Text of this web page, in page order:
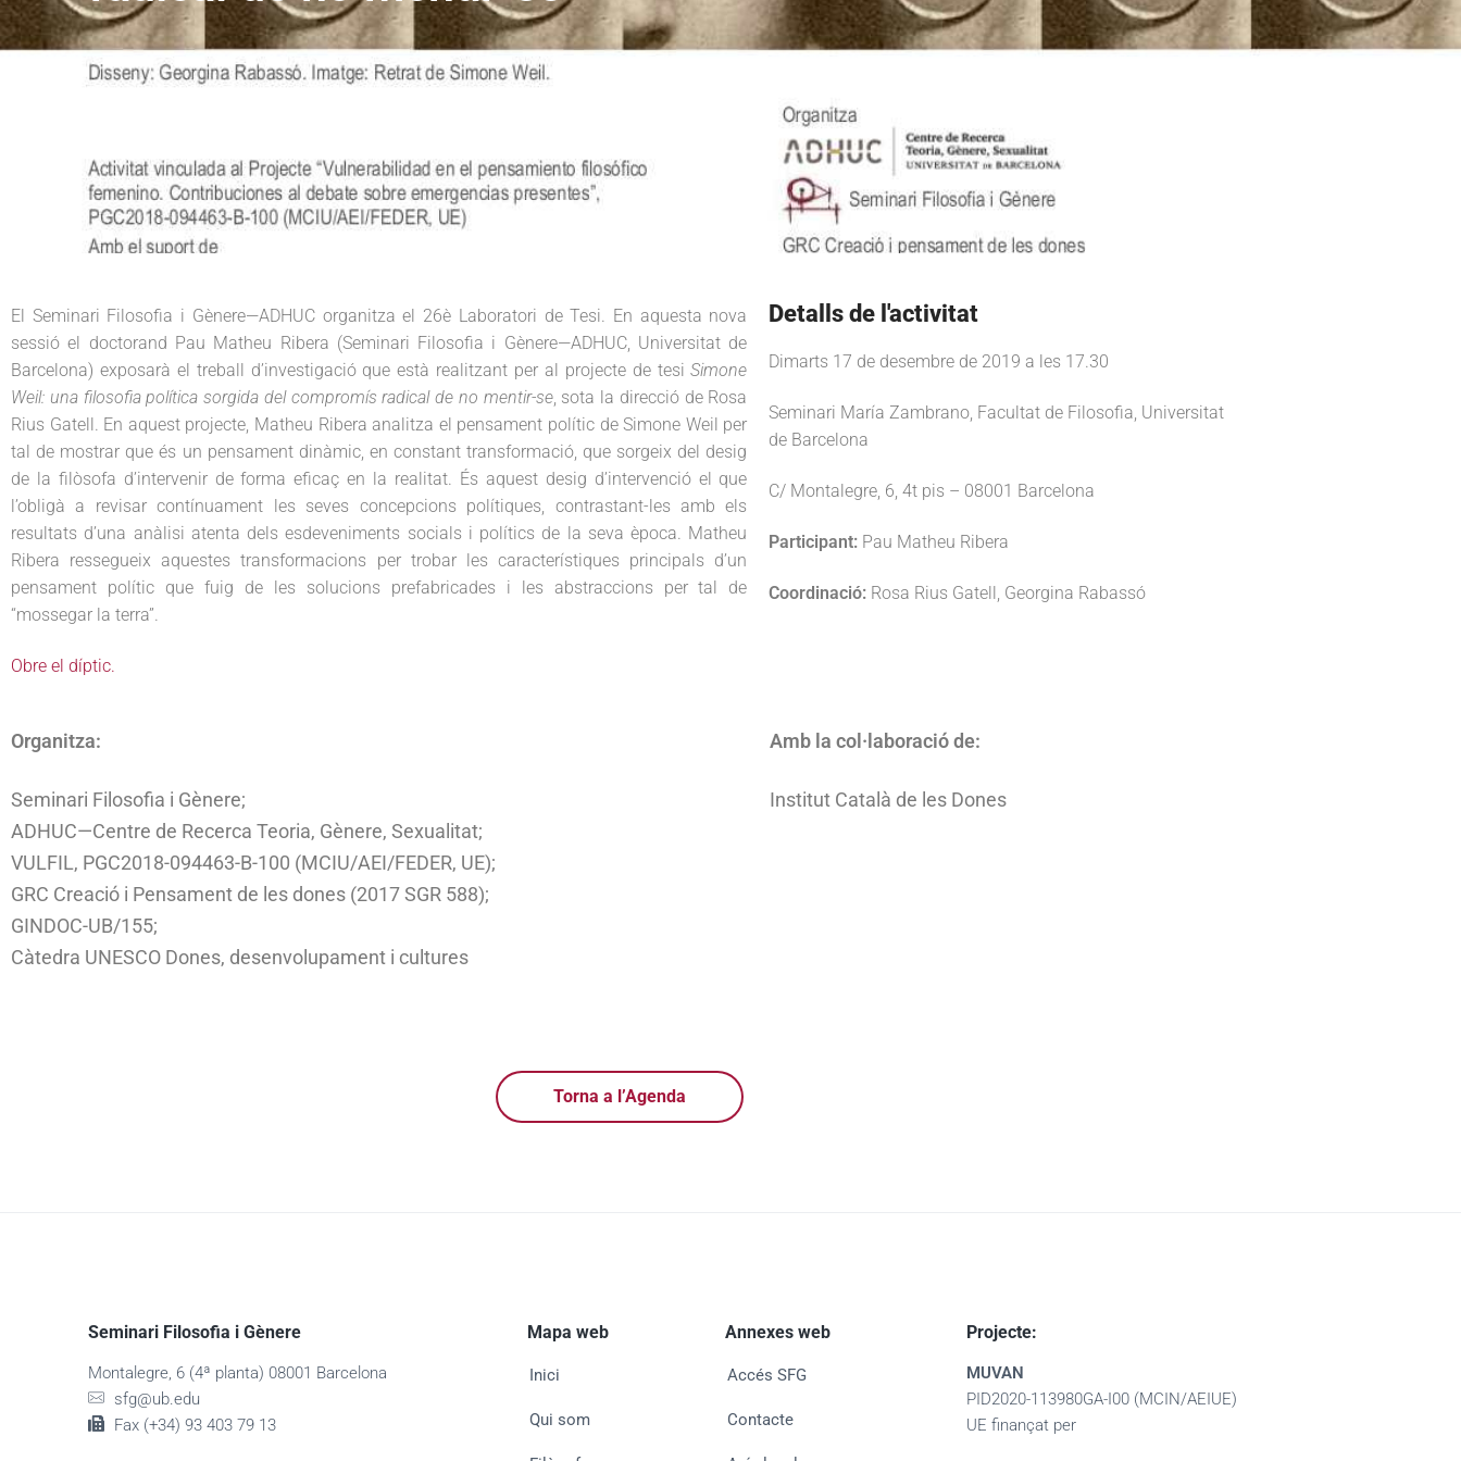
n
a
t
e
G
è
n
e
r
El Seminari Filosofia i Gènere—ADHUC organitza el 26è Laboratori de Tesi. En aquesta nova
sessió el doctorand Pau Matheu Ribera (Seminari Filosofia i Gènere—ADHUC, Universitat de
Barcelona) exposarà el treball d’investigació que està realitzant per al projecte de tesiSimone
Weil: una filosofia política sorgida del compromís radical de no mentir-se, sota la direcció de Rosa
Rius Gatell. En aquest projecte, Matheu Ribera analitza el pensament polític de Simone Weil per
tal de mostrar que és un pensament dinàmic, en constant transformació, que sorgeix del desig
de la filòsofa d’intervenir de forma eficaç en la realitat. És aquest desig d’intervenció el que
l’obligà a revisar contínuament les seves concepcions polítiques, contrastant-les amb els
resultats d’una anàlisi atenta dels esdeveniments socials i polítics de la seva època. Matheu
Ribera ressegueix aquestes transformacions per trobar les característiques principals d’un
pensament polític que fuig de les solucions prefabricades i les abstraccions per tal de
“mossegar la terra”.
Obre el díptic.
Detalls de l'activitat
Dimarts 17 de desembre de 2019 a les 17.30
Seminari María Zambrano, Facultat de Filosofia, Universitat
de Barcelona
C/ Montalegre, 6, 4t pis – 08001 Barcelona
Participant: Pau Matheu Ribera
Coordinació: Rosa Rius Gatell, Georgina Rabassó
Organitza:
Seminari Filosofia i Gènere;
ADHUC—Centre de Recerca Teoria, Gènere, Sexualitat;
VULFIL, PGC2018-094463-B-100 (MCIU/AEI/FEDER, UE);
GRC Creació i Pensament de les dones (2017 SGR 588);
GINDOC-UB/155;
Càtedra UNESCO Dones, desenvolupament i cultures
Amb la col·laboració de:
Institut Català de les Dones
Torna a l’Agenda
Seminari Filosofia i Gènere
Montalegre, 6 (4ª planta) 08001 Barcelona
sfg@ub.edu
Fax (+34) 93 403 79 13
Mapa web
Inici
Qui som
Annexes web
Accés SFG
Contacte
Projecte:
MUVAN
PID2020-113980GA-I00 (MCIN/AEIUE)
UE finançat per